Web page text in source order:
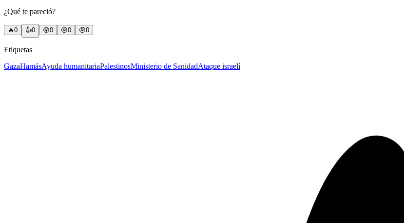
¿Qué te pareció?
🔥0 👍0 😲0 😢0 😠0
Etiquetas
GazaHamásAyuda humanitariaPalestinosMinisterio de SanidadAtaque israelí